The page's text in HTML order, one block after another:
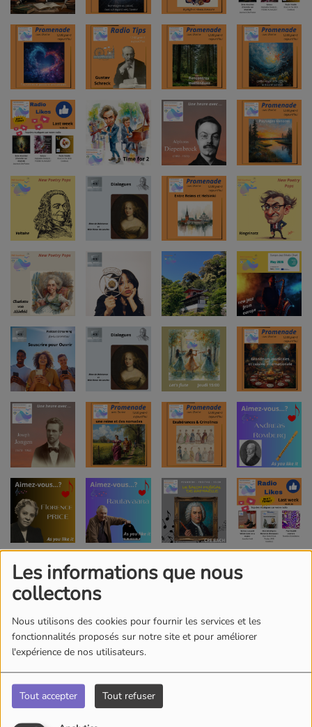
Les informations que nous
collectons
Nous utilisons des cookies pour fournir les services et les
fonctionnalités proposés sur notre site et pour améliorer
l'expérience de nos utilisateurs.
Tout accepter Tout refuser